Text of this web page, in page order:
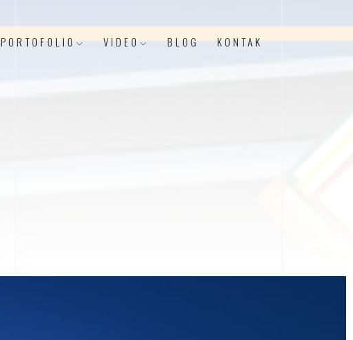
PORTOFOLIO VIDEO BLOG KONTAK